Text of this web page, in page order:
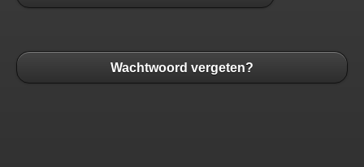
Wachtwoord vergeten?